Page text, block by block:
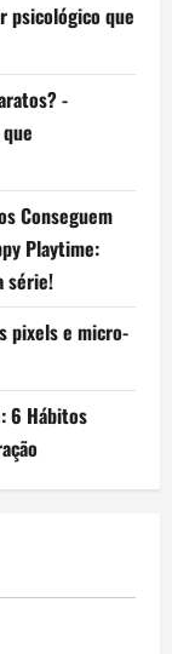
psicológico que
-
Conseguem
Playtime:
série!
pixels e micro-
6 Hábitos